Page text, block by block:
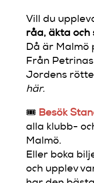
Vill du
råa, äkta och
Då är Malmö
Från
Jordens
här.
🎟️ Besök
alla klubb-
Malmö.
Eller boka
och upplev